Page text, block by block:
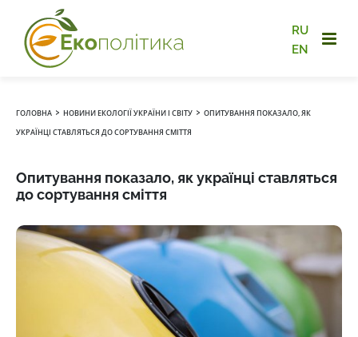
RU
EN
ГОЛОВНА › НОВИНИ ЕКОЛОГІЇ УКРАЇНИ І СВІТУ › ОПИТУВАННЯ ПОКАЗАЛО, ЯК
УКРАЇНЦІ СТАВЛЯТЬСЯ ДО СОРТУВАННЯ СМІТТЯ
Опитування показало, як українці ставляться
до сортування сміття